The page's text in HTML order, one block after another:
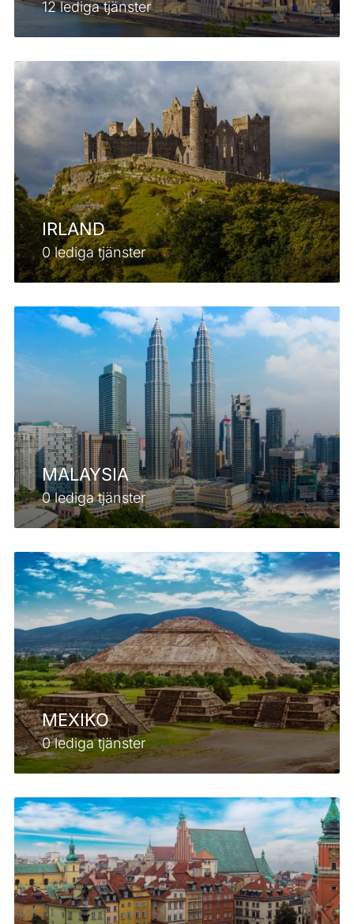
12 lediga tjänster
IRLAND
0 lediga tjänster
MALAYSIA
0 lediga tjänster
MEXIKO
0 lediga tjänster